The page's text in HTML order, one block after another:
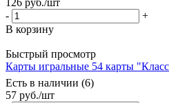
-
+
В корзину
Быстрый просмотр
Карты игральные 54 карты
Есть в наличии (6)
57 руб./шт